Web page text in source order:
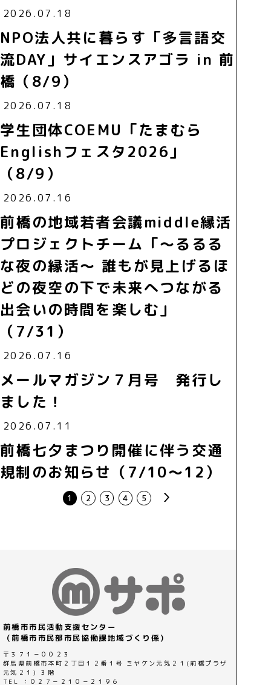
2026.07.18
NPO法人共に暮らす「多言語交
流DAY」サイエンスアゴラ in 前
橋（8/9）
2026.07.18
学生団体COEMU「たまむら
Englishフェスタ2026」
（8/9）
2026.07.16
前橋の地域若者会議middle縁活
プロジェクトチーム「～るるる
な夜の縁活～ 誰もが見上げるほ
どの夜空の下で未来へつながる
出会いの時間を楽しむ」
（7/31）
2026.07.16
メールマガジン７月号 発行し
ました！
2026.07.11
前橋七夕まつり開催に伴う交通
規制のお知らせ（7/10～12）
1 2 3 4 5 next
前橋市市民活動支援センター
（前橋市市民部市民協働課地域づくり係）
〒３７１－００２３
群馬県前橋市本町２丁目１２番１号 ミヤケン元気２１(前橋プラザ
元気２１) ３階
TEL ：０２７－２１０－２１９６